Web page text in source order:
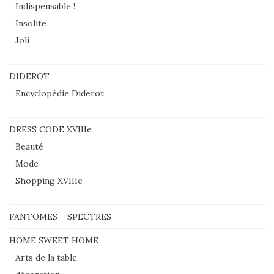
Indispensable !
Insolite
Joli
DIDEROT
Encyclopédie Diderot
DRESS CODE XVIIIe
Beauté
Mode
Shopping XVIIIe
FANTOMES – SPECTRES
HOME SWEET HOME
Arts de la table